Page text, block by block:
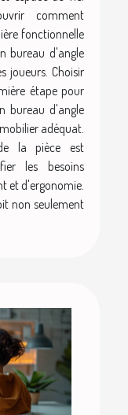
comment
fonctionnelle
bureau d'angle
joueurs. Choisir
étape pour
bureau d'angle
adéquat.
la pièce est
les besoins
et d'ergonomie.
non seulement